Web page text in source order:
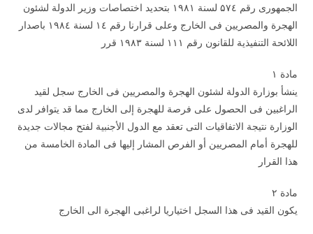
الجمهورى رقم ۵۷٤ لسنة ۱۹۸۱ بتحديد اختصاصات وزير الدولة لشئون
الهجرة والمصريين فى الخارج وعلى قرارنا رقم ۱٤ لسنة ۱۹۸٤ باصدار
اللائحة التنفيذية للقانون رقم ۱۱۱ لسنة ۱۹۸۳ قرر
مادة ۱
ينشأ بوزارة الدولة لشئون الهجرة والمصريين فى الخارج سجل لقيد
الراغبين فى الحصول على فرصة للهجرة إلى الخارج مما قد يتوافر لدى
الوزارة نتيجة الاتفاقيات التى تعقد مع الدول الأجنبية لفتح مجالات جديدة
للهجرة أمام المصريين أو الفرص المشار إليها فى المادة الخامسة من
هذا القرار
مادة ۲
يكون القيد فى هذا السجل اختياريا لراغبى الهجرة الى الخارج